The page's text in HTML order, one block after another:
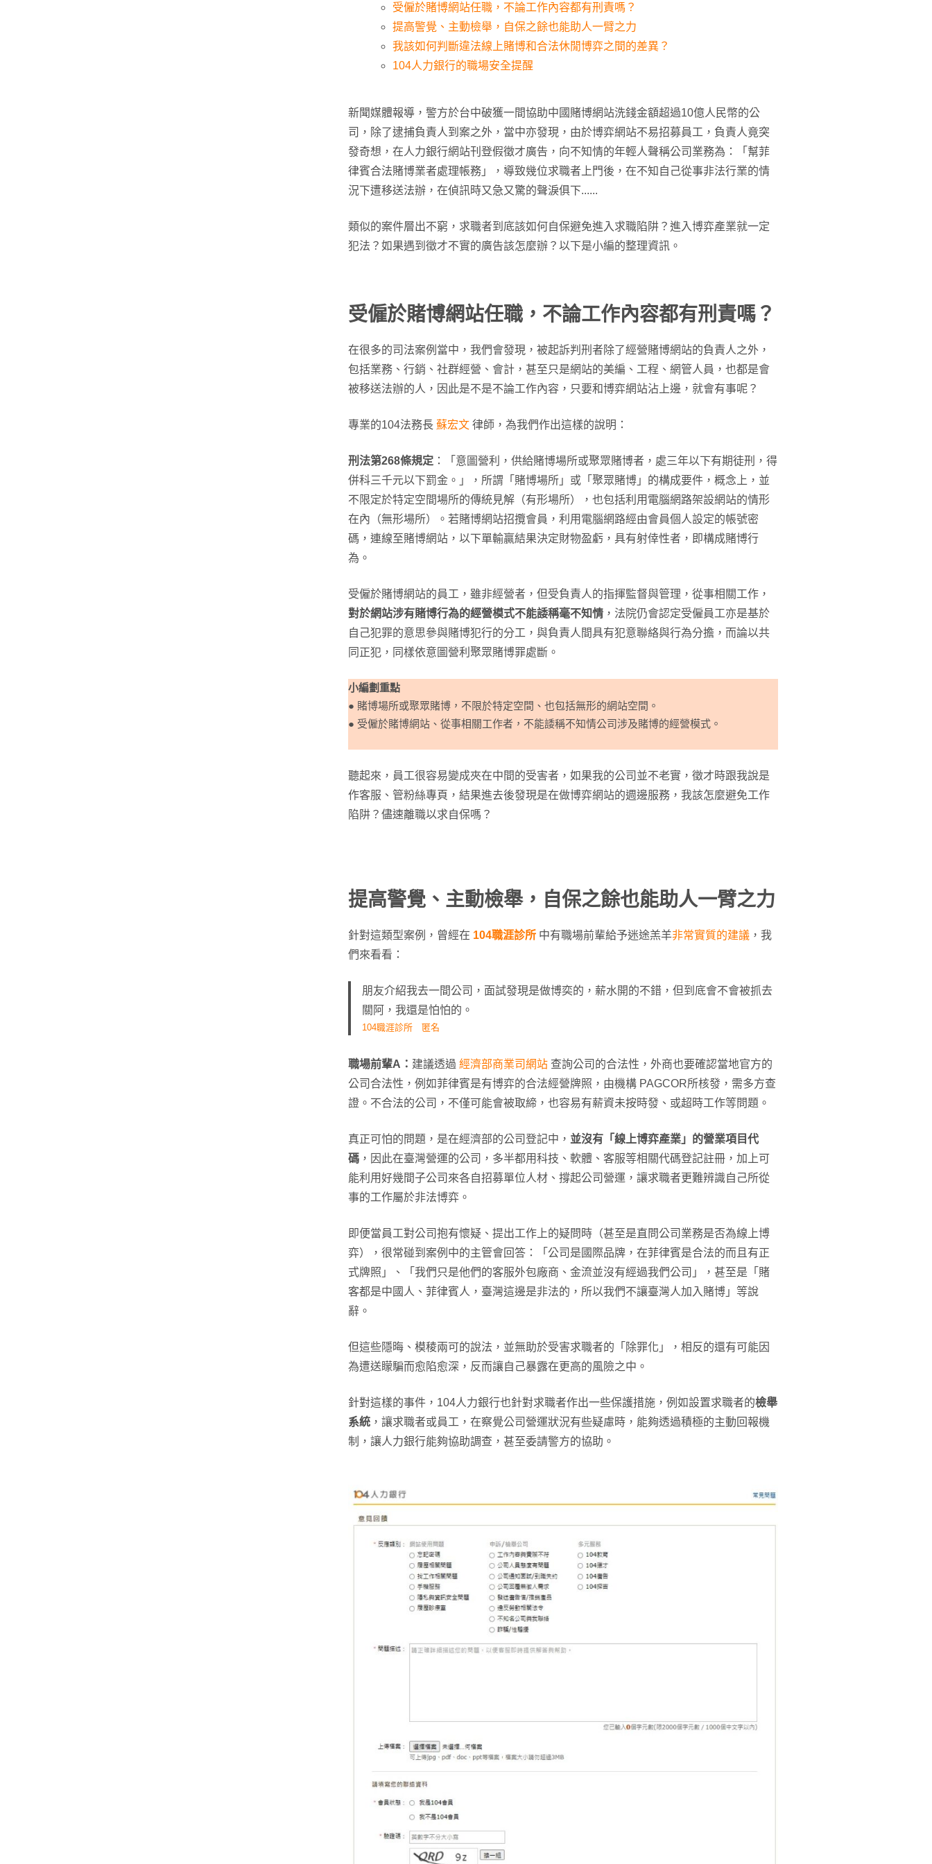
受僱於賭博網站任職，不論工作內容都有刑責嗎？
提高警覺、主動檢舉，自保之餘也能助人一臂之力
我該如何判斷違法線上賭博和合法休閒博弈之間的差異？
104人力銀行的職場安全提醒
新聞媒體報導，警方於台中破獲一間協助中國賭博網站洗錢金額超過10億人民幣的公
司，除了逮捕負責人到案之外，當中亦發現，由於博弈網站不易招募員工，負責人竟突
發奇想，在人力銀行網站刊登假徵才廣告，向不知情的年輕人聲稱公司業務為：「幫菲
律賓合法賭博業者處理帳務」，導致幾位求職者上門後，在不知自己從事非法行業的情
況下遭移送法辦，在偵訊時又急又驚的聲淚俱下......
類似的案件層出不窮，求職者到底該如何自保避免進入求職陷阱？進入博弈產業就一定
犯法？如果遇到徵才不實的廣告該怎麼辦？以下是小編的整理資訊。
受僱於賭博網站任職，不論工作內容都有刑責嗎？
在很多的司法案例當中，我們會發現，被起訴判刑者除了經營賭博網站的負責人之外，
包括業務、行銷、社群經營、會計，甚至只是網站的美編、工程、網管人員，也都是會
被移送法辦的人，因此是不是不論工作內容，只要和博弈網站沾上邊，就會有事呢？
專業的104法務長 蘇宏文 律師，為我們作出這樣的說明：
刑法第268條規定 ：「意圖營利，供給賭博場所或聚眾賭博者，處三年以下有期徒刑，得
併科三千元以下罰金。」，所謂「賭博場所」或「聚眾賭博」的構成要件，概念上，並
不限定於特定空間場所的傳統見解（有形場所），也包括利用電腦網路架設網站的情形
在內（無形場所）。若賭博網站招攬會員，利用電腦網路經由會員個人設定的帳號密
碼，連線至賭博網站，以下單輸贏結果決定財物盈虧，具有射倖性者，即構成賭博行
為。
受僱於賭博網站的員工，雖非經營者，但受負責人的指揮監督與管理，從事相關工作，
對於網站涉有賭博行為的經營模式不能諉稱毫不知情 ，法院仍會認定受僱員工亦是基於
自己犯罪的意思參與賭博犯行的分工，與負責人間具有犯意聯絡與行為分擔，而論以共
同正犯，同樣依意圖營利聚眾賭博罪處斷。
小編劃重點
● 賭博場所或聚眾賭博，不限於特定空間、也包括無形的網站空間。
● 受僱於賭博網站、從事相關工作者，不能諉稱不知情公司涉及賭博的經營模式。
聽起來，員工很容易變成夾在中間的受害者，如果我的公司並不老實，徵才時跟我說是
作客服、管粉絲專頁，結果進去後發現是在做博弈網站的週邊服務，我該怎麼避免工作
陷阱？儘速離職以求自保嗎？
提高警覺、主動檢舉，自保之餘也能助人一臂之力
針對這類型案例，曾經在 104職涯診所 中有職場前輩給予迷途羔羊非常實質的建議 ，我
們來看看：
朋友介紹我去一間公司，面試發現是做博奕的，薪水開的不錯，但到底會不會被抓去
關阿，我還是怕怕的。
104職涯診所 匿名
職場前輩A： 建議透過 經濟部商業司網站 查詢公司的合法性，外商也要確認當地官方的
公司合法性，例如菲律賓是有博弈的合法經營牌照，由機構 PAGCOR所核發，需多方查
證。不合法的公司，不僅可能會被取締，也容易有薪資未按時發、或超時工作等問題。
真正可怕的問題，是在經濟部的公司登記中， 並沒有「線上博弈產業」的營業項目代
碼 ，因此在臺灣營運的公司，多半都用科技、軟體、客服等相關代碼登記註冊，加上可
能利用好幾間子公司來各自招募單位人材、撐起公司營運，讓求職者更難辨識自己所從
事的工作屬於非法博弈。
即便當員工對公司抱有懷疑、提出工作上的疑問時（甚至是直問公司業務是否為線上博
弈），很常碰到案例中的主管會回答：「公司是國際品牌，在菲律賓是合法的而且有正
式牌照」、「我們只是他們的客服外包廠商、金流並沒有經過我們公司」，甚至是「賭
客都是中國人、菲律賓人，臺灣這邊是非法的，所以我們不讓臺灣人加入賭博」等說
辭。
但這些隱晦、模稜兩可的說法，並無助於受害求職者的「除罪化」，相反的還有可能因
為遭送矇騙而愈陷愈深，反而讓自己暴露在更高的風險之中。
針對這樣的事件，104人力銀行也針對求職者作出一些保護措施，例如設置求職者的檢舉
系統 ，讓求職者或員工，在察覺公司營運狀況有些疑慮時，能夠透過積極的主動回報機
制，讓人力銀行能夠協助調查，甚至委請警方的協助。